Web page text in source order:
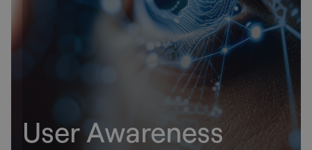
User Awareness